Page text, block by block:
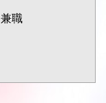
兼職